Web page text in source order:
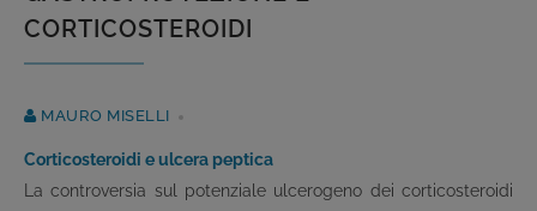
CORTICOSTEROIDI
MAURO MISELLI
Corticosteroidi e ulcera peptica
La controversia sul potenziale ulcerogeno dei corticosteroidi